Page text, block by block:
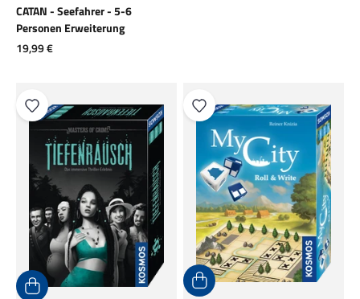
CATAN - Seefahrer - 5-6
Personen Erweiterung
Angebot
19,99 €